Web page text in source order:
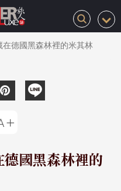
德國黑森林裡的米其林
國黑森林裡的